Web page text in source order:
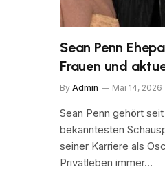
Sean Penn
Frauen und
By Admin Mai 14, 2026
Sean Penn gehört
bekanntesten
seiner Karriere als
Privatleben immer…